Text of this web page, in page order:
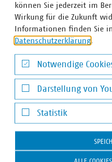
können Sie jederzeit im
Wirkung für die Zukunft
Informationen finden Sie
Datenschutzerklärung.
Notwendige
Notwendige Cookies
Darstellung von
Darstellung von
Statistik
Statistik